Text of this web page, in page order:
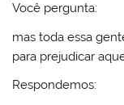
Você pergunta:
mas toda essa
para prejudicar
Respondemos: